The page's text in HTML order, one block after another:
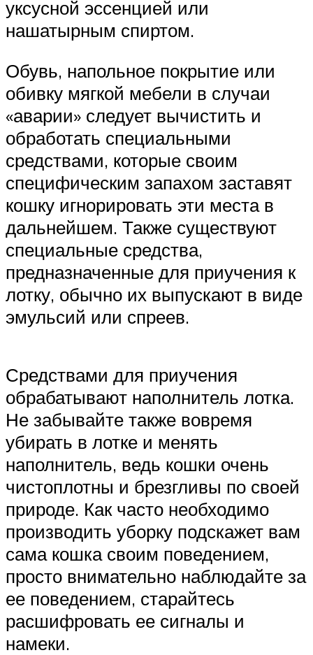
уксусной эссенцией или
нашатырным спиртом.
Обувь, напольное покрытие или
обивку мягкой мебели в случаи
«аварии» следует вычистить и
обработать специальными
средствами, которые своим
специфическим запахом заставят
кошку игнорировать эти места в
дальнейшем. Также существуют
специальные средства,
предназначенные для приучения к
лотку, обычно их выпускают в виде
эмульсий или спреев.
Средствами для приучения
обрабатывают наполнитель лотка.
Не забывайте также вовремя
убирать в лотке и менять
наполнитель, ведь кошки очень
чистоплотны и брезгливы по своей
природе. Как часто необходимо
производить уборку подскажет вам
сама кошка своим поведением,
просто внимательно наблюдайте за
ее поведением, старайтесь
расшифровать ее сигналы и
намеки.